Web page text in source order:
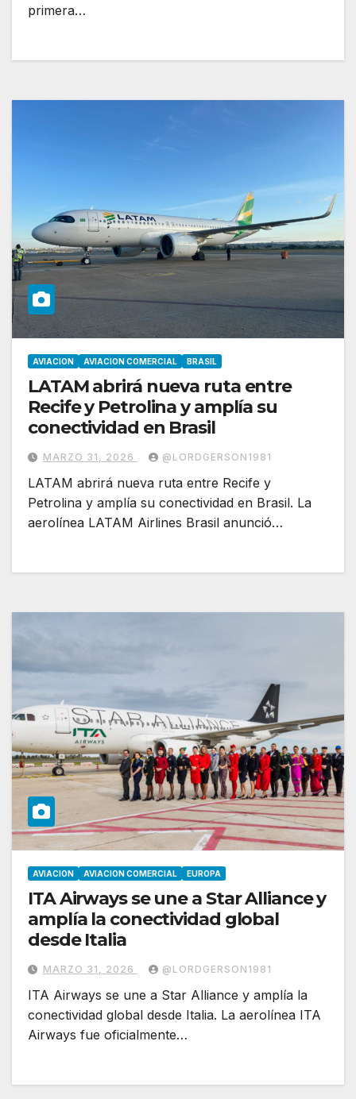
primera…
AVIACION AVIACION COMERCIAL BRASIL
LATAM abrirá nueva ruta entre
Recife y Petrolina y amplía su
conectividad en Brasil
MARZO 31, 2026 @LORDGERSON1981
LATAM abrirá nueva ruta entre Recife y
Petrolina y amplía su conectividad en Brasil. La
aerolínea LATAM Airlines Brasil anunció…
AVIACION AVIACION COMERCIAL EUROPA
ITA Airways se une a Star Alliance y
amplía la conectividad global
desde Italia
MARZO 31, 2026 @LORDGERSON1981
ITA Airways se une a Star Alliance y amplía la
conectividad global desde Italia. La aerolínea ITA
Airways fue oficialmente…